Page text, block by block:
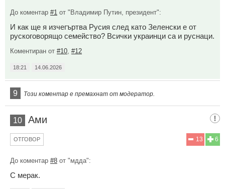
До коментар #1 от "Владимир Путин, президент":
И как ще я изчегъртва Русия след като Зеленски е от
рускоговорящо семейство? Всички украинци са и руснаци.
Коментиран от #10, #12
18:21 14.06.2026
9 Този коментар е премахнат от модератор.
10 Ами
6
13
ОТГОВОР
До коментар #8 от "мдда":
С мерак.